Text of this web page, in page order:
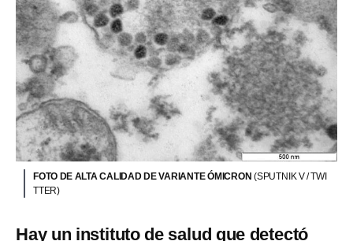
FOTO DE ALTA CALIDAD DE VARIANTE ÓMICRON (SPUTNIK V / TWI
TTER)
Hay un instituto de salud que detectó